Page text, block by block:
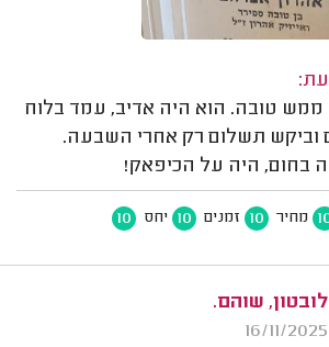
ממש טובה. הוא היה אדיב, עמד בלוח
וביקש תשלום רק אחרי השבעה.
בחום, היה על הכיפאק!
מחיר 10 זמנים 10 יחס 10
שוהם.